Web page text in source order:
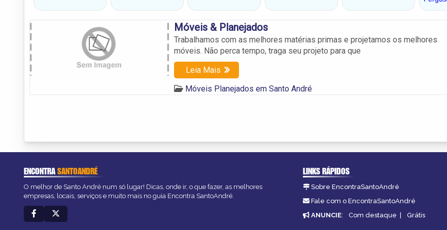
Móveis & Planejados
Trabalhamos com as melhores matérias primas e projetamos os melhores
móveis. Não perca tempo, traga seu projeto para que
Leia Mais
Móveis Planejados em Santo André
ENCONTRASANTOANDRÉ
O melhor de Santo André num só lugar! Dicas, onde ir, o que fazer, as melhores
empresas, locais, serviços e muito mais no guia Encontra SantoAndré.
LINKS RÁPIDOS
Sobre EncontraSantoAndré
Fale com o EncontraSantoAndré
ANUNCIE: Com destaque | Grátis